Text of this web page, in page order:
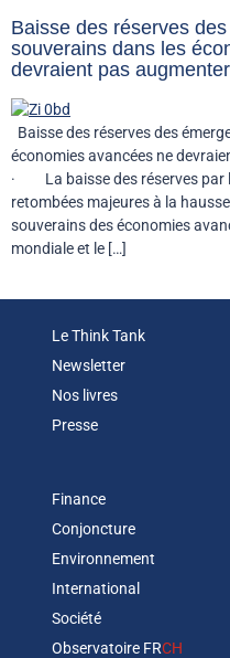
Baisse des réserves
souverains dans les
devraient pas augmenter
Baisse des réserves des
économies avancées ne
· La baisse des réserves par
retombées majeures à la
souverains des économies
mondiale et le […]
Le Think Tank
Newsletter
Nos livres
Presse
Finance
Conjoncture
Environnement
International
Société
Observatoire FRCH